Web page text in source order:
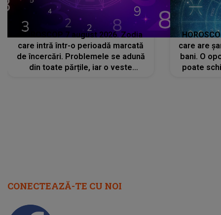
HOROSCOP 7 august 2026. Zodia
care intră într-o perioadă marcată
de încercări. Problemele se adună
din toate părțile, iar o veste
care are
bani. O
poate
CONECTEAZĂ-TE CU NOI